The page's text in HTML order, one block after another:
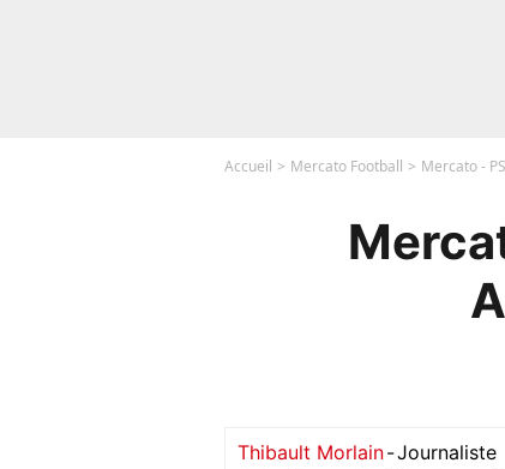
Accueil Mercato Football Mercato -
Thibault Morlain-Journaliste